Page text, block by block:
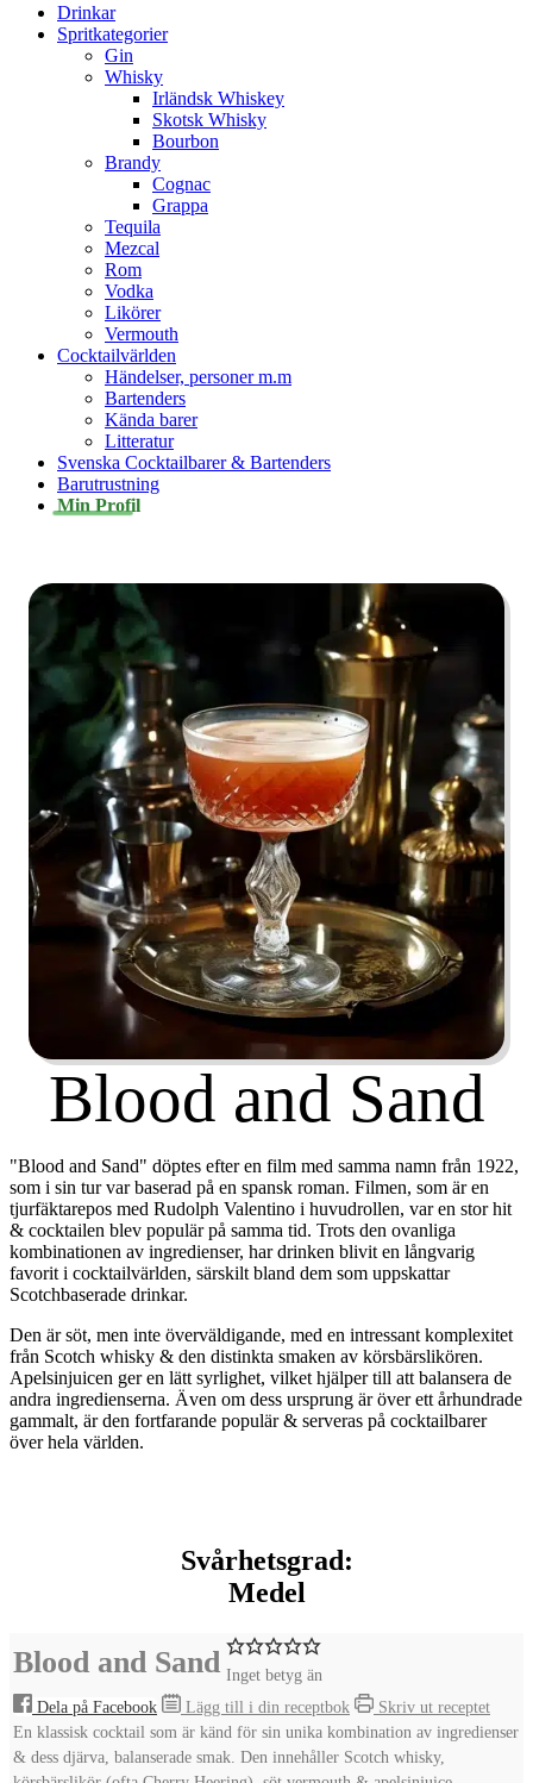
Drinkar
Spritkategorier
Gin
Whisky
Irländsk Whiskey
Skotsk Whisky
Bourbon
Brandy
Cognac
Grappa
Tequila
Mezcal
Rom
Vodka
Likörer
Vermouth
Cocktailvärlden
Händelser, personer m.m
Bartenders
Kända barer
Litteratur
Svenska Cocktailbarer & Bartenders
Barutrustning
Min Profil
Blood and Sand
"Blood and Sand" döptes efter en film med samma namn från 1922,
som i sin tur var baserad på en spansk roman. Filmen, som är en
tjurfäktarepos med Rudolph Valentino i huvudrollen, var en stor hit
& cocktailen blev populär på samma tid. Trots den ovanliga
kombinationen av ingredienser, har drinken blivit en långvarig
favorit i cocktailvärlden, särskilt bland dem som uppskattar
Scotchbaserade drinkar.
Den är söt, men inte överväldigande, med en intressant komplexitet
från Scotch whisky & den distinkta smaken av körsbärslikören.
Apelsinjuicen ger en lätt syrlighet, vilket hjälper till att balansera de
andra ingredienserna. Även om dess ursprung är över ett århundrade
gammalt, är den fortfarande populär & serveras på cocktailbarer
över hela världen.
Svårhetsgrad:
Medel
Blood and Sand Inget betyg än
Dela på Facebook
Lägg till i din receptbok
Skriv ut receptet
En klassisk cocktail som är känd för sin unika kombination av ingredienser
& dess djärva, balanserade smak. Den innehåller Scotch whisky,